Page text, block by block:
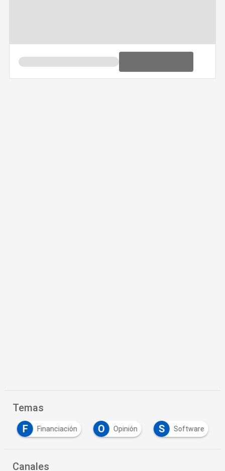
Temas
F Financiación O Opinión S Software
Canales